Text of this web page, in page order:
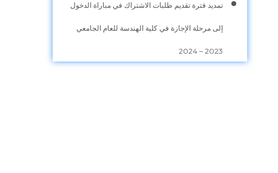
تمديد فترة تقديم طلبات الاشتراك في مباراة الدخول
إلى مرحلة الإجازة في كلية الهندسة للعام الجامعي
2023 – 2024